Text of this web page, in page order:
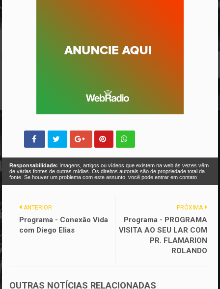
Responsabilidade: Imagens, artigos ou vídeos que existem na web às vezes vêm
de várias fontes de outras mídias. Os direitos autorais são de propriedade total da
fonte. Se houver um problema com este assunto, você pode entrar em contato
PRÓXIMA
Programa - PROGRAMA
VISITA AO SEU LAR COM
PR. FLAMARION
ROLANDO
ANTERIOR
Programa - Conexão Vida
com Diego Elias
OUTRAS NOTÍCIAS RELACIONADAS